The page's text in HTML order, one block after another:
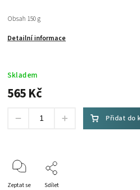
Obsah 150 g
Detailní informace
565 Kč
Skladem
Přidat do
Zeptat se Sdílet